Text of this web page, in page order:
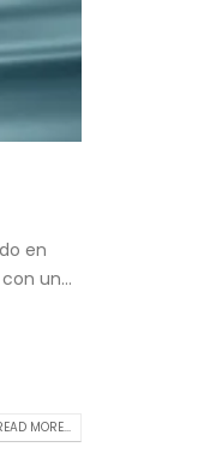
en
un...
MORE...